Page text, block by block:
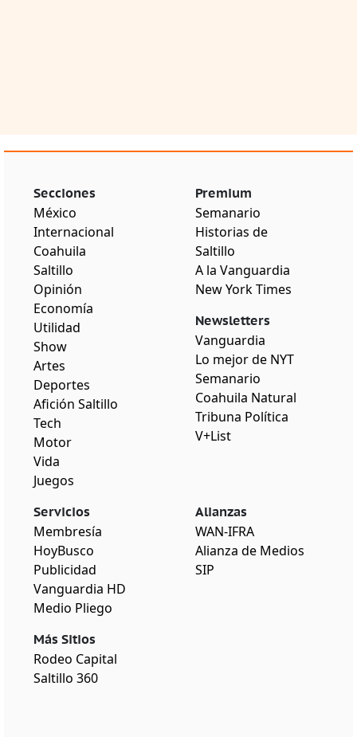
Secciones
México
Internacional
Coahuila
Saltillo
Opinión
Economía
Utilidad
Show
Artes
Deportes
Afición Saltillo
Tech
Motor
Vida
Juegos
Premium
Semanario
Historias de
Saltillo
A la Vanguardia
New York Times
Newsletters
Vanguardia
Lo mejor de NYT
Semanario
Coahuila Natural
Tribuna Política
V+List
Servicios
Membresía
HoyBusco
Publicidad
Vanguardia HD
Medio Pliego
Más Sitios
Rodeo Capital
Saltillo 360
Alianzas
WAN-IFRA
Alianza de Medios
SIP